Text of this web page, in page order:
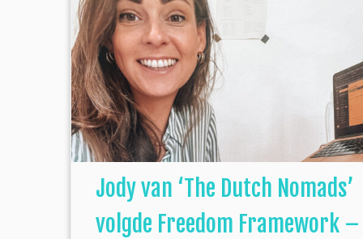
Jody van ‘The Dutch Nomads’
volgde Freedom Framework